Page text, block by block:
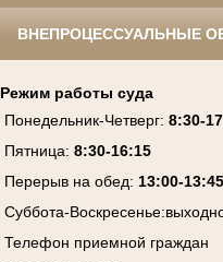
ВНЕПРОЦЕССУАЛЬНЫЕ
Режим работы суда
Понедельник-Четверг: 8:30-
Пятница: 8:30-16:15
Перерыв на обед: 13:00-13:45
Суббота-Воскресенье:
Телефон приемной граждан